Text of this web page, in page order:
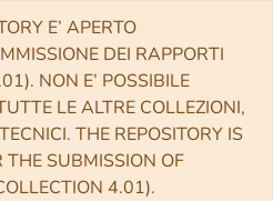
E’ APERTO
DEI RAPPORTI
NON E’ POSSIBILE
LE ALTRE COLLEZIONI,
THE REPOSITORY IS
THE SUBMISSION OF
4.01).